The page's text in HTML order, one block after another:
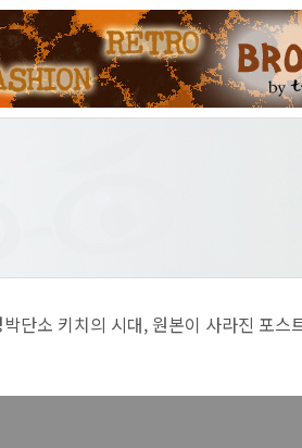
대, 원본이 사라진 포스트모던의